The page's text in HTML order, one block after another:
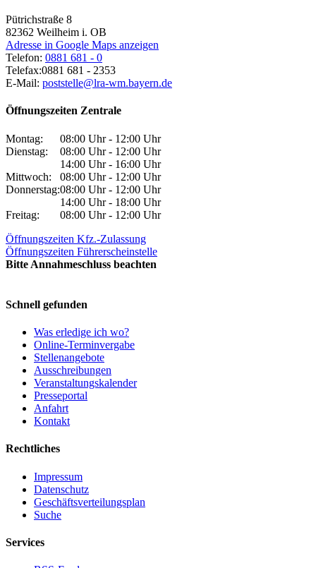
Pütrichstraße 8
82362 Weilheim i. OB
Adresse in Google Maps anzeigen
Telefon: 0881 681 - 0
Telefax:0881 681 - 2353
E-Mail: poststelle@lra-wm.bayern.de
Öffnungszeiten Zentrale
Montag:
08:00 Uhr - 12:00 Uhr
Dienstag:
08:00 Uhr - 12:00 Uhr
14:00 Uhr - 16:00 Uhr
Mittwoch:
08:00 Uhr - 12:00 Uhr
Donnerstag:08:00 Uhr - 12:00 Uhr
14:00 Uhr - 18:00 Uhr
Freitag:
08:00 Uhr - 12:00 Uhr
Öffnungszeiten Kfz.-Zulassung
Öffnungszeiten Führerscheinstelle
Bitte Annahmeschluss beachten
Schnell gefunden
Was erledige ich wo?
Online-Terminvergabe
Stellenangebote
Ausschreibungen
Veranstaltungskalender
Presseportal
Anfahrt
Kontakt
Rechtliches
Impressum
Datenschutz
Geschäftsverteilungsplan
Suche
Services